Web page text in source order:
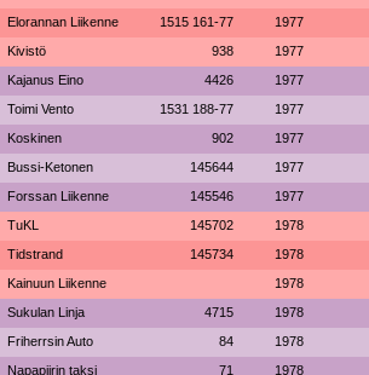
Elorannan Liikenne 1515 161-77 1977
Kivistö 938 1977
Kajanus Eino 4426 1977
Toimi Vento 1531 188-77 1977
Koskinen 902 1977
Bussi-Ketonen 145644 1977
Forssan Liikenne 145546 1977
TuKL 145702 1978
Tidstrand 145734 1978
Kainuun Liikenne 1978
Sukulan Linja 4715 1978
Friherrsin Auto 84 1978
Napapiirin taksi 71 1978